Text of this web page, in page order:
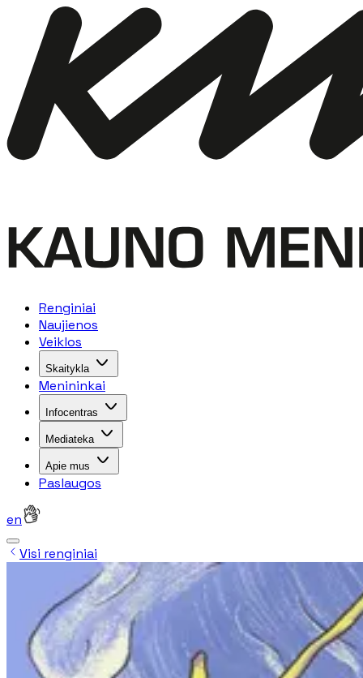
Renginiai
Naujienos
Veiklos
Skaitykla
Menininkai
Infocentras
Mediateka
Apie mus
Paslaugos
en
Visi renginiai